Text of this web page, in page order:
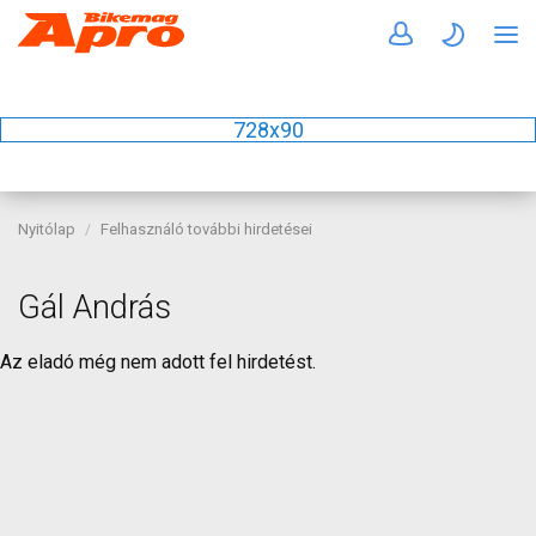
728x90
Nyitólap Felhasználó további hirdetései
Gál András
Az eladó még nem adott fel hirdetést.